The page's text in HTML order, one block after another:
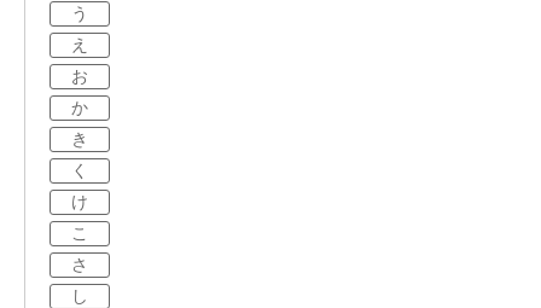
う
え
お
か
き
く
け
こ
さ
し